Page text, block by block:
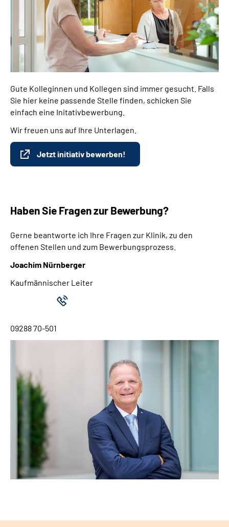
Gute Kolleginnen und Kollegen sind immer gesucht. Falls
Sie hier keine passende Stelle finden, schicken Sie
einfach eine Initativbewerbung.
Wir freuen uns auf Ihre Unterlagen.
Jetzt initiativ bewerben!
Haben Sie Fragen zur Bewerbung?
Gerne beantworte ich Ihre Fragen zur Klinik, zu den
offenen Stellen und zum Bewerbungsprozess.
Joachim Nürnberger
Kaufmännischer Leiter
09288 70-501